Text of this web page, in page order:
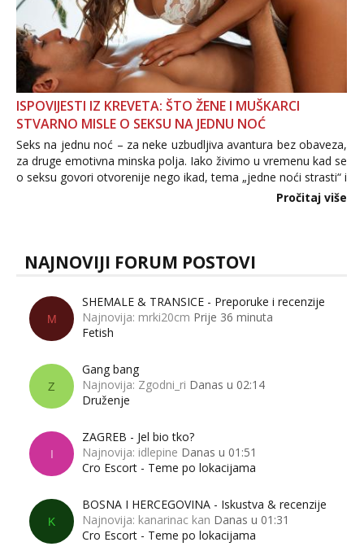
ISPOVIJESTI IZ KREVETA: ŠTO ŽENE I MUŠKARCI
STVARNO MISLE O SEKSU NA JEDNU NOĆ
Seks na jednu noć – za neke uzbudljiva avantura bez obaveza,
za druge emotivna minska polja. Iako živimo u vremenu kad se
o seksu govori otvorenije nego ikad, tema „jedne noći strasti“ i
dalje izaziva burne rasprave. Što zapravo misle žene, a što
Pročitaj više
NAJNOVIJI FORUM POSTOVI
M
SHEMALE & TRANSICE - Preporuke i recenzije
Najnovija: mrki20cm Prije 36 minuta
Fetish
Z
Gang bang
Najnovija: Zgodni_ri Danas u 02:14
Druženje
I
ZAGREB - Jel bio tko?
Najnovija: idlepine Danas u 01:51
Cro Escort - Teme po lokacijama
K
BOSNA I HERCEGOVINA - Iskustva & recenzije
Najnovija: kanarinac kan Danas u 01:31
Cro Escort - Teme po lokacijama